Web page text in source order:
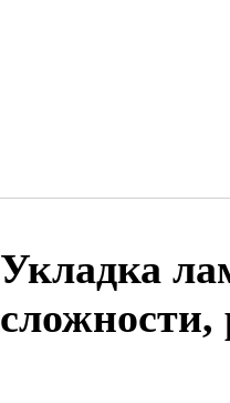
Укладка
сложности,